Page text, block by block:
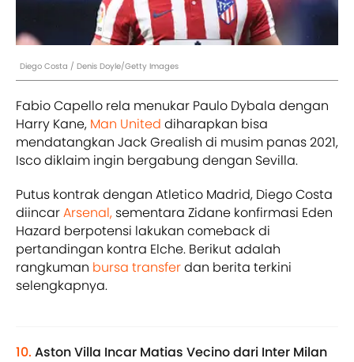
Diego Costa / Denis Doyle/Getty Images
Fabio Capello rela menukar Paulo Dybala dengan
Harry Kane, Man United diharapkan bisa
mendatangkan Jack Grealish di musim panas 2021,
Isco diklaim ingin bergabung dengan Sevilla.
Putus kontrak dengan Atletico Madrid, Diego Costa
diincarArsenal, sementara Zidane konfirmasi Eden
Hazard berpotensi lakukan comeback di
pertandingan kontra Elche. Berikut adalah
rangkuman bursa transferdan berita terkini
selengkapnya.
10. Aston Villa Incar Matias Vecino dari Inter Milan